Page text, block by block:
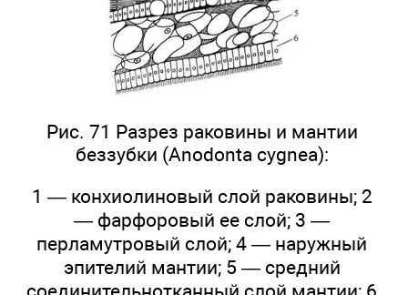
Рис. 71 Разрез раковины и мантии
беззубки (Anodonta cygnea):
1 — конхиолиновый слой раковины; 2
— фарфоровый ее слой; 3 —
перламутровый слой; 4 — наружный
эпителий мантии; 5 — средний